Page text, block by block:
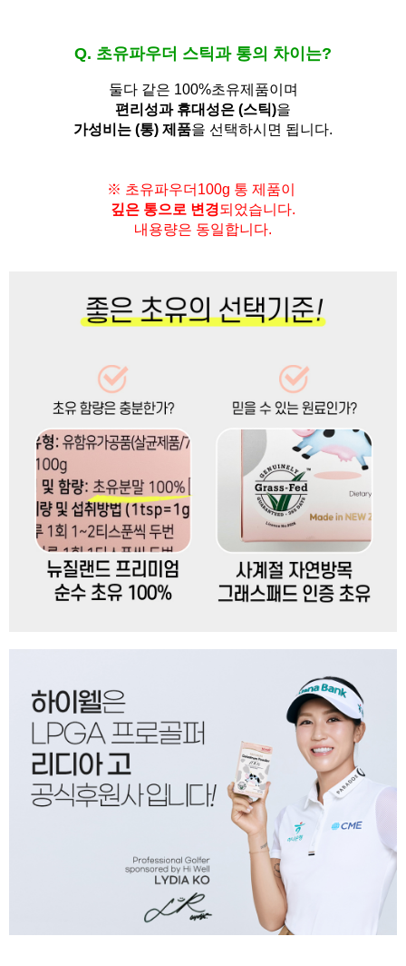
Q. 초유파우더 스틱과 통의 차이는?
둘다 같은 100%초유제품이며
편리성과 휴대성은 (스틱)을
가성비는 (통) 제품을 선택하시면 됩니다.
※ 초유파우더100g 통 제품이
깊은 통으로 변경되었습니다.
내용량은 동일합니다.